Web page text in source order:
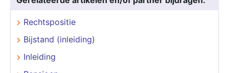
Rechtspositie
Bijstand (inleiding)
Inleiding